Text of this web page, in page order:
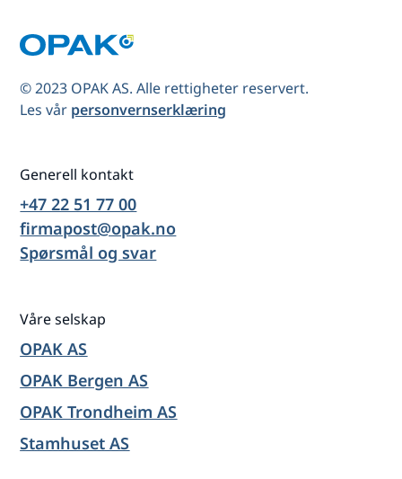
© 2023 OPAK AS. Alle rettigheter reservert.
Les vår personvernserklæring
Generell kontakt
+47 22 51 77 00
firmapost@opak.no
Spørsmål og svar
Våre selskap
OPAK AS
OPAK Bergen AS
OPAK Trondheim AS
Stamhuset AS